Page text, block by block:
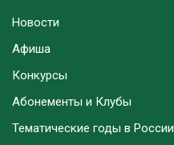
Новости
Афиша
Конкурсы
Абонементы и Клубы
Тематические годы в России